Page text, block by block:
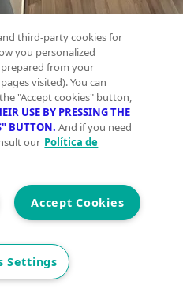
third-party cookies for
you personalized
from your
visited). You can
"Accept cookies" button,
USE BY PRESSING THE
BUTTON. And if you need
our Política de
Accept Cookies
Settings